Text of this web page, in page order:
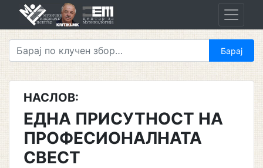
НАСЛОВ:
ЕДНА ПРИСУТНОСТ НА
ПРОФЕСИОНАЛНАТА
СВЕСТ